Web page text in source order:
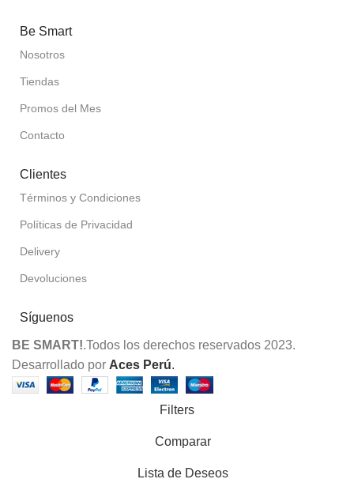
Be Smart
Nosotros
Tiendas
Promos del Mes
Contacto
Clientes
Términos y Condiciones
Políticas de Privacidad
Delivery
Devoluciones
Síguenos
BE SMART!.Todos los derechos reservados 2023.
Desarrollado por Aces Perú.
Filters
Comparar
Lista de Deseos